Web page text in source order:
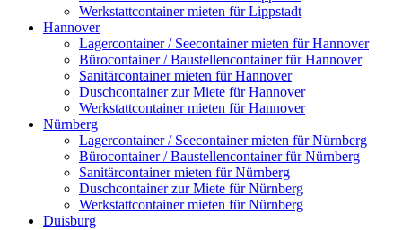
Werkstattcontainer mieten für Lippstadt
Hannover
Lagercontainer / Seecontainer mieten für Hannover
Bürocontainer / Baustellencontainer für Hannover
Sanitärcontainer mieten für Hannover
Duschcontainer zur Miete für Hannover
Werkstattcontainer mieten für Hannover
Nürnberg
Lagercontainer / Seecontainer mieten für Nürnberg
Bürocontainer / Baustellencontainer für Nürnberg
Sanitärcontainer mieten für Nürnberg
Duschcontainer zur Miete für Nürnberg
Werkstattcontainer mieten für Nürnberg
Duisburg